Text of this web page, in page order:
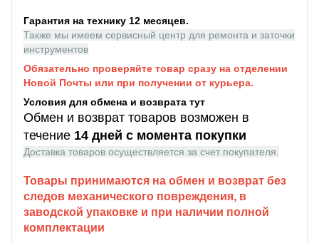
Гарантия на технику 12 месяцев.
Также мы имеем сервисный центр для ремонта и заточки
инструментов
Обязательно проверяйте товар сразу на отделении
Новой Почты или при получении от курьера.
Условия для обмена и возврата тут
Обмен и возврат товаров возможен в
течение 14 дней с момента покупки
Доставка товаров осуществляется за счет покупателя.
Товары принимаются на обмен и возврат без
следов механического повреждения, в
заводской упаковке и при наличии полной
комплектации